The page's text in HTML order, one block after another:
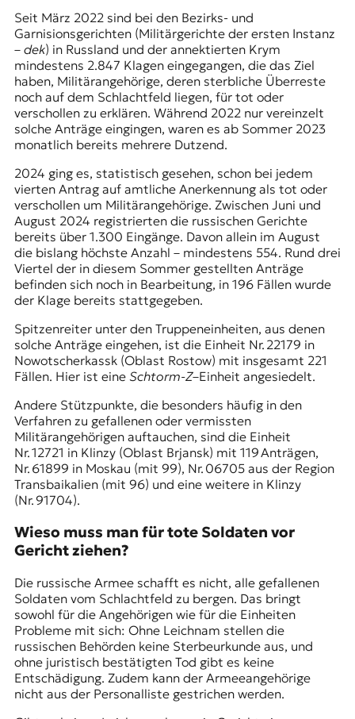
Seit März 2022 sind bei den Bezirks- und
Garnisionsgerichten (Militärgerichte der ersten Instanz
– dek) in Russland und der annektierten Krym
mindestens 2.847 Klagen eingegangen, die das Ziel
haben, Militärangehörige, deren sterbliche Überreste
noch auf dem Schlachtfeld liegen, für tot oder
verschollen zu erklären. Während 2022 nur vereinzelt
solche Anträge eingingen, waren es ab Sommer 2023
monatlich bereits mehrere Dutzend.
2024 ging es, statistisch gesehen, schon bei jedem
vierten Antrag auf amtliche Anerkennung als tot oder
verschollen um Militärangehörige. Zwischen Juni und
August 2024 registrierten die russischen Gerichte
bereits über 1.300 Eingänge. Davon allein im August
die bislang höchste Anzahl – mindestens 554. Rund drei
Viertel der in diesem Sommer gestellten Anträge
befinden sich noch in Bearbeitung, in 196 Fällen wurde
der Klage bereits stattgegeben.
Spitzenreiter unter den Truppeneinheiten, aus denen
solche Anträge eingehen, ist die Einheit Nr. 22179 in
Nowotscherkassk (Oblast Rostow) mit insgesamt 221
Fällen. Hier ist eine Schtorm-Z–Einheit angesiedelt.
Andere Stützpunkte, die besonders häufig in den
Verfahren zu gefallenen oder vermissten
Militärangehörigen auftauchen, sind die Einheit
Nr. 12721 in Klinzy (Oblast Brjansk) mit 119 Anträgen,
Nr. 61899 in Moskau (mit 99), Nr. 06705 aus der Region
Transbaikalien (mit 96) und eine weitere in Klinzy
(Nr. 91704).
Wieso muss man für tote Soldaten vor
Gericht ziehen?
Die russische Armee schafft es nicht, alle gefallenen
Soldaten vom Schlachtfeld zu bergen. Das bringt
sowohl für die Angehörigen wie für die Einheiten
Probleme mit sich: Ohne Leichnam stellen die
russischen Behörden keine Sterbeurkunde aus, und
ohne juristisch bestätigten Tod gibt es keine
Entschädigung. Zudem kann der Armeeangehörige
nicht aus der Personalliste gestrichen werden.